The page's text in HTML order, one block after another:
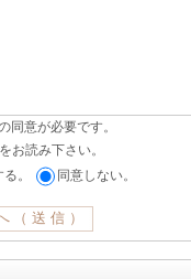
同意が必要です。
をお読み下さい。
る。 同意しない。